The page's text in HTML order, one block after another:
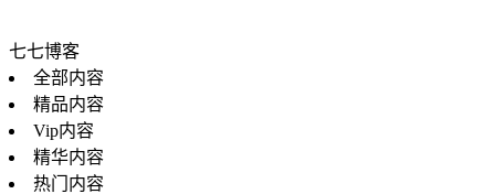
七七博客
全部内容
精品内容
Vip内容
精华内容
热门内容